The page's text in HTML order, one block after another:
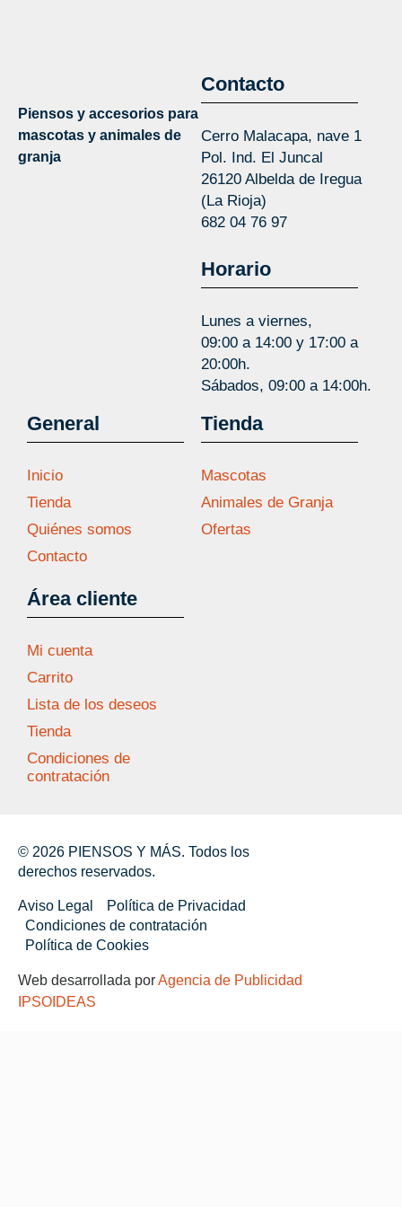
Piensos y accesorios para
mascotas y animales de
granja
Contacto
Cerro Malacapa, nave 1
Pol. Ind. El Juncal
26120 Albelda de Iregua
(La Rioja)
682 04 76 97
Horario
Lunes a viernes,
09:00 a 14:00 y 17:00 a
20:00h.
Sábados, 09:00 a 14:00h.
General
Inicio
Tienda
Quiénes somos
Contacto
Área cliente
Mi cuenta
Carrito
Lista de los deseos
Tienda
Condiciones de
contratación
Tienda
Mascotas
Animales de Granja
Ofertas
© 2026 PIENSOS Y MÁS. Todos los
derechos reservados.
Aviso Legal
Política de Privacidad
Condiciones de contratación
Política de Cookies
Web desarrollada porAgencia de Publicidad
IPSOIDEAS